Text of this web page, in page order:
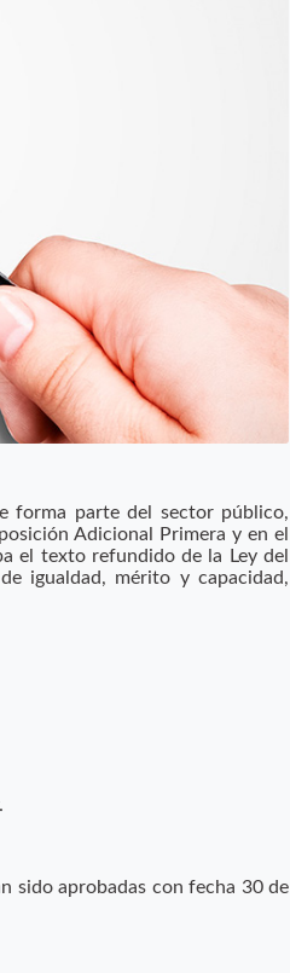
forma parte del sector público,
Adicional Primera y en el
el texto refundido de la Ley del
igualdad, mérito y capacidad,
sido aprobadas con fecha 30 de